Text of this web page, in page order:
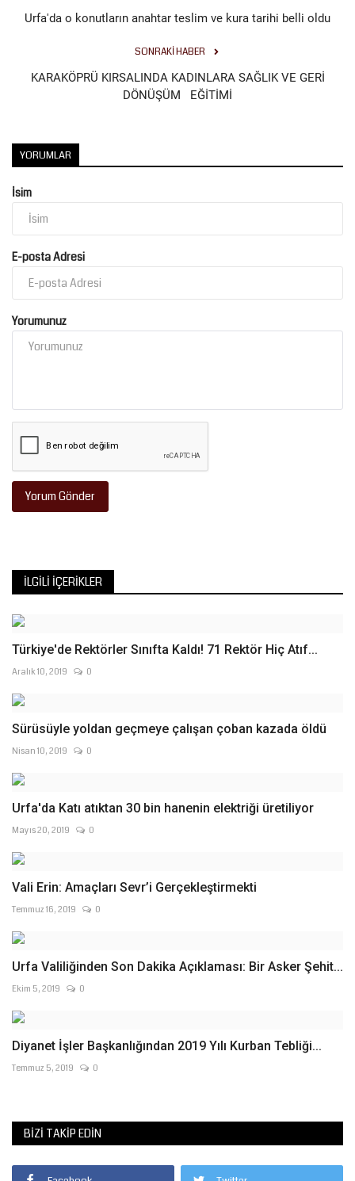
İletişim
Kültür Sanat
Urfa'da o konutların anahtar teslim ve kura tarihi belli oldu
SONRAKI HABER
KARAKÖPRÜ KIRSALINDA KADINLARA SAĞLIK VE GERİ
DÖNÜŞÜM EĞİTİMİ
YORUMLAR
İsim
E-posta Adresi
Yorumunuz
Yorum Gönder
İLGILI İÇERIKLER
Türkiye'de Rektörler Sınıfta Kaldı! 71 Rektör Hiç Atıf...
Aralık 10, 2019 0
Sürüsüyle yoldan geçmeye çalışan çoban kazada öldü
Nisan 10, 2019 0
Urfa'da Katı atıktan 30 bin hanenin elektriği üretiliyor
Mayıs 20, 2019 0
Vali Erin: Amaçları Sevr’i Gerçekleştirmekti
Temmuz 16, 2019 0
Urfa Valiliğinden Son Dakika Açıklaması: Bir Asker Şehit...
Ekim 5, 2019 0
Diyanet İşler Başkanlığından 2019 Yılı Kurban Tebliği...
Temmuz 5, 2019 0
BIZI TAKIP EDIN